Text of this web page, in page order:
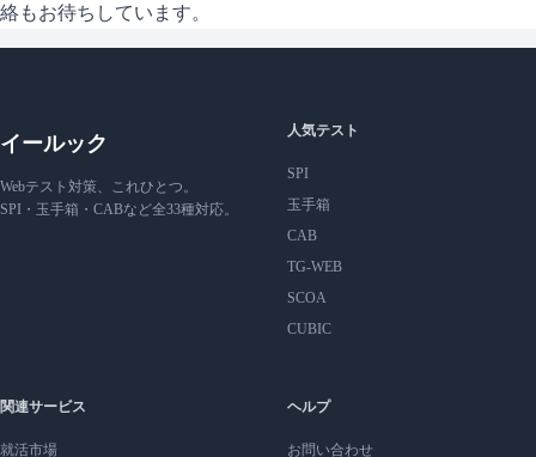
絡もお待ちしています。
イールック
Webテスト対策、これひとつ。
SPI・玉手箱・CABなど全33種対応。
人気テスト
SPI
玉手箱
CAB
TG-WEB
SCOA
CUBIC
関連サービス
就活市場
ヘルプ
お問い合わせ